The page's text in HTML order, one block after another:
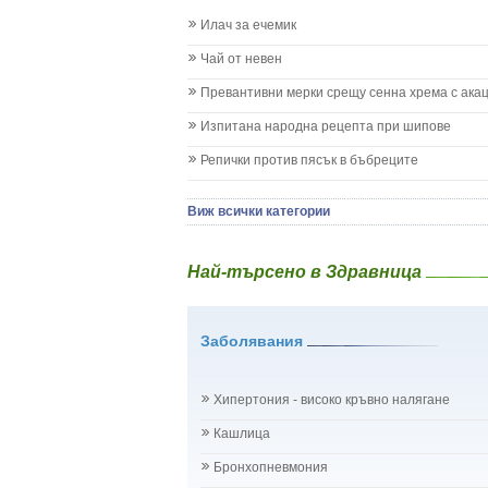
Кашлица при бебето и детето
Колики
Менингит
Млечница
Нощно напикаване - енуреза
Плач
Проблеми с очите на бебето и детето
Рубеола
Температура - висока
Хрема при бебето и детето
Илач за ечемик
Чай от невен
Превантивни мерки срещу сенна хрема с
Изпитана народна рецепта при шипове
Репички против пясък в бъбреците
Виж всички категории
Най-търсено в Здравница
Заболявания
Хипертония - високо кръвно налягане
Кашлица
Бронхопневмония